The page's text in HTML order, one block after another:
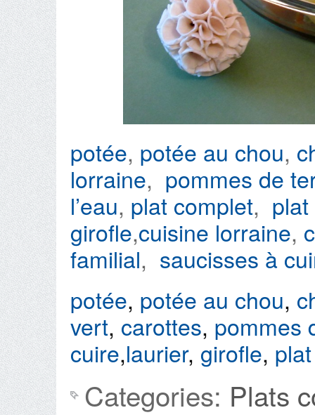
potée, potée au chou,
lorraine, pommes de
l’eau, plat complet,
girofle,cuisine lorraine,
familial, saucisses à
potée, potée au chou,
vert, carottes, pommes
cuire,laurier, girofle,
Categories: Plats